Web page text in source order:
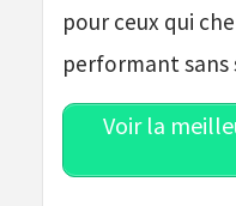
pour ceux qui
performant sans
Voir la